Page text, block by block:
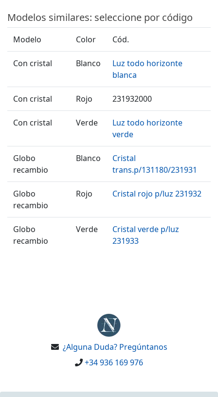
Modelos similares: seleccione por código
Modelo Color Cód.
Con cristal Blanco
Luz todo horizonte
blanca
Con cristal Rojo 231932000
Con cristal Verde
Luz todo horizonte
verde
Globo
recambio
Blanco
Cristal
trans.p/131180/231931
Globo
recambio
Rojo Cristal rojo p/luz 231932
Globo
recambio
Verde
Cristal verde p/luz
231933
¿Alguna Duda? Pregúntanos
+34 936 169 976